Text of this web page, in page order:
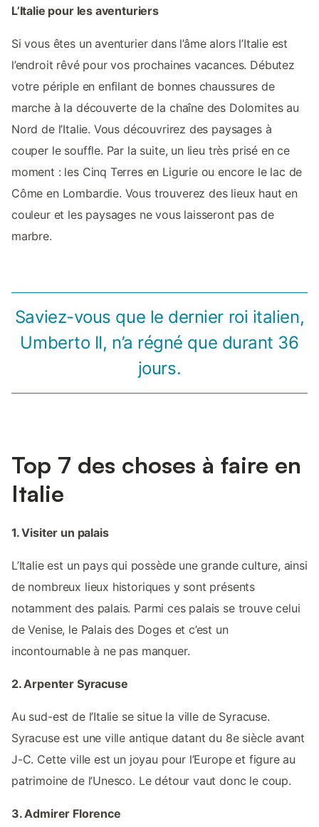
L’Italie pour les aventuriers
Si vous êtes un aventurier dans l’âme alors l’Italie est
l’endroit rêvé pour vos prochaines vacances. Débutez
votre périple en enfilant de bonnes chaussures de
marche à la découverte de la chaîne des Dolomites au
Nord de l’Italie. Vous découvrirez des paysages à
couper le souffle. Par la suite, un lieu très prisé en ce
moment : les Cinq Terres en Ligurie ou encore le lac de
Côme en Lombardie. Vous trouverez des lieux haut en
couleur et les paysages ne vous laisseront pas de
marbre.
Saviez-vous que le dernier roi italien,
Umberto II, n’a régné que durant 36
jours.
Top 7 des choses à faire en
Italie
1. Visiter un palais
L’Italie est un pays qui possède une grande culture, ainsi
de nombreux lieux historiques y sont présents
notamment des palais. Parmi ces palais se trouve celui
de Venise, le Palais des Doges et c’est un
incontournable à ne pas manquer.
2. Arpenter Syracuse
Au sud-est de l’Italie se situe la ville de Syracuse.
Syracuse est une ville antique datant du 8e siècle avant
J-C. Cette ville est un joyau pour l’Europe et figure au
patrimoine de l’Unesco. Le détour vaut donc le coup.
3. Admirer Florence